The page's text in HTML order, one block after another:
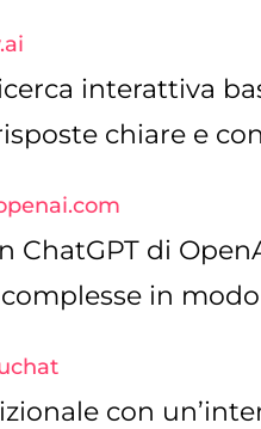
interattiva
chiare e
ChatGPT di
in
con